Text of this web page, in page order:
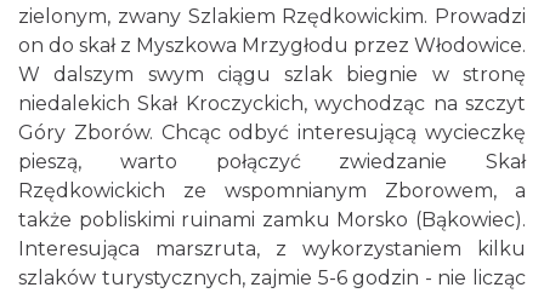
zielonym, zwany Szlakiem Rzędkowickim. Prowadzi
on do skał z Myszkowa Mrzygłodu przez Włodowice.
W dalszym swym ciągu szlak biegnie w stronę
niedalekich Skał Kroczyckich, wychodząc na szczyt
Góry Zborów. Chcąc odbyć interesującą wycieczkę
pieszą, warto połączyć zwiedzanie Skał
Rzędkowickich ze wspomnianym Zborowem, a
także pobliskimi ruinami zamku Morsko (Bąkowiec).
Interesująca marszruta, z wykorzystaniem kilku
szlaków turystycznych, zajmie 5-6 godzin - nie licząc